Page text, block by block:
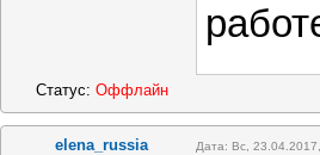
Статус: Оффлайн
elena_russia Дата: Вс,